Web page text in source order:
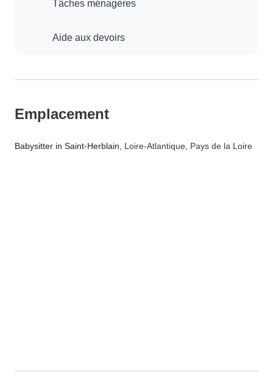
Tâches ménagères
Aide aux devoirs
Emplacement
Babysitter in Saint-Herblain , Loire-Atlantique, Pays de la Loire